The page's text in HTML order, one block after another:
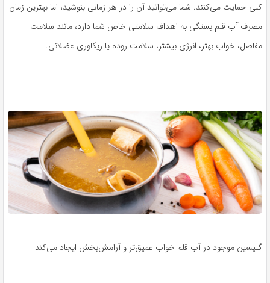
کلی حمایت می‌کنند. شما می‌توانید آن را در هر زمانی بنوشید، اما بهترین زمان
مصرف آب قلم بستگی به اهداف سلامتی خاص شما دارد، مانند سلامت
مفاصل، خواب بهتر، انرژی بیشتر، سلامت روده یا ریکاوری عضلانی.
گلیسین موجود در آب قلم خواب عمیق‌تر و آرامش‌بخش ایجاد می‌کند